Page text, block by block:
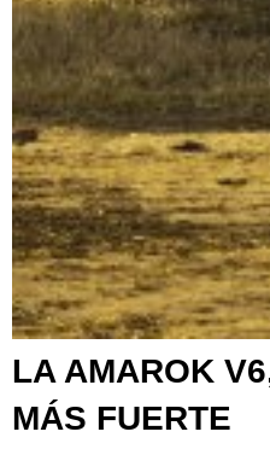
LA AMAROK
MÁS FUERTE